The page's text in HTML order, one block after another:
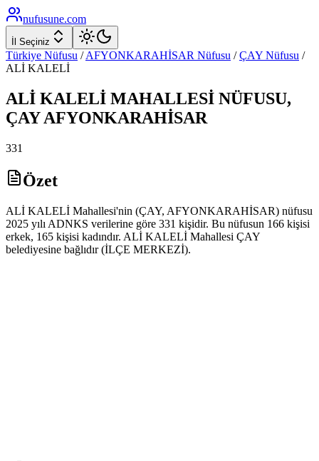
nufusune.com
İl Seçiniz
Türkiye Nüfusu / AFYONKARAHİSAR Nüfusu / ÇAY Nüfusu /
ALİ KALELİ
ALİ KALELİ MAHALLESİ NÜFUSU,
ÇAY AFYONKARAHİSAR
331
Özet
ALİ KALELİ Mahallesi'nin (ÇAY, AFYONKARAHİSAR) nüfusu
2025 yılı ADNKS verilerine göre 331 kişidir. Bu nüfusun 166 kişisi
erkek, 165 kişisi kadındır. ALİ KALELİ Mahallesi ÇAY
belediyesine bağlıdır (İLÇE MERKEZİ).